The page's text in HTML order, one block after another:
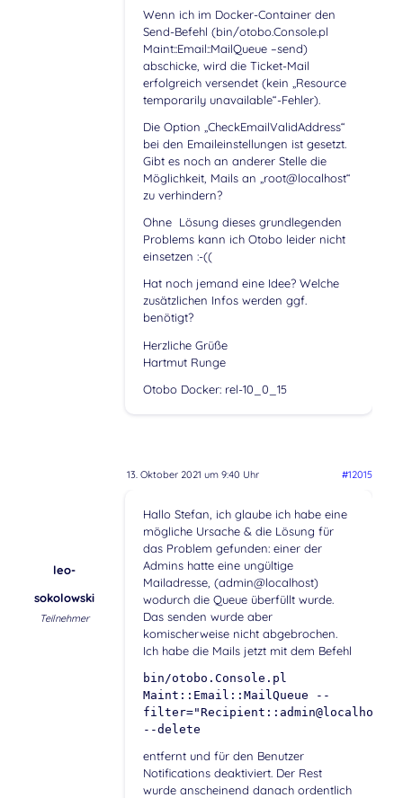
Wenn ich im Docker-Container den
Send-Befehl (bin/otobo.Console.pl
Maint::Email::MailQueue –send)
abschicke, wird die Ticket-Mail
erfolgreich versendet (kein „Resource
temporarily unavailable“-Fehler).
Die Option „CheckEmailValidAddress“
bei den Emaileinstellungen ist gesetzt.
Gibt es noch an anderer Stelle die
Möglichkeit, Mails an „root@localhost“
zu verhindern?
Ohne Lösung dieses grundlegenden
Problems kann ich Otobo leider nicht
einsetzen :-((
Hat noch jemand eine Idee? Welche
zusätzlichen Infos werden ggf.
benötigt?
Herzliche Grüße
Hartmut Runge
Otobo Docker: rel-10_0_15
13. Oktober 2021 um 9:40 Uhr #12015
leo-
sokolowski
Teilnehmer
Hallo Stefan, ich glaube ich habe eine
mögliche Ursache & die Lösung für
das Problem gefunden: einer der
Admins hatte eine ungültige
Mailadresse, (admin@localhost)
wodurch die Queue überfüllt wurde.
Das senden wurde aber
komischerweise nicht abgebrochen.
Ich habe die Mails jetzt mit dem Befehl
bin/otobo.Console.pl
Maint::Email::MailQueue --
filter="Recipient::admin@localhost"
--delete
entfernt und für den Benutzer
Notifications deaktiviert. Der Rest
wurde anscheinend danach ordentlich